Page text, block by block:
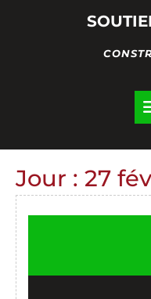
Jour : 27